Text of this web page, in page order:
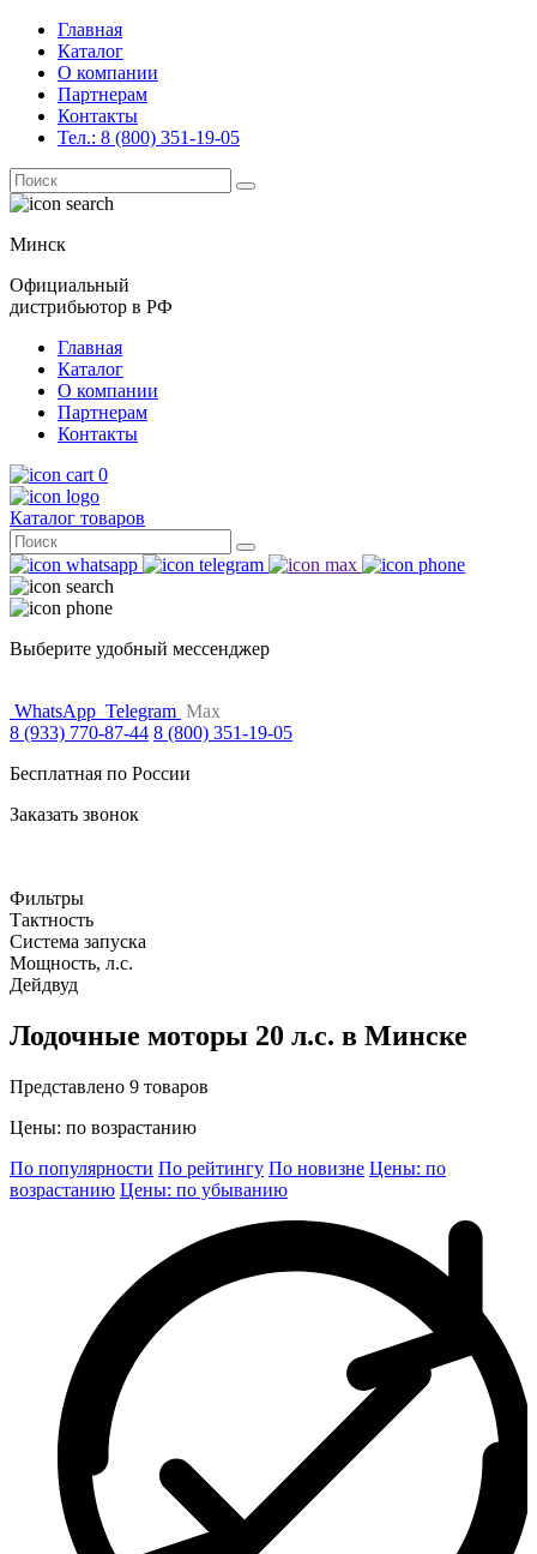
Главная
Каталог
О компании
Партнерам
Контакты
Тел.: 8 (800) 351-19-05
Поиск
for:
Минск
Официальный
дистрибьютор в РФ
Главная
Каталог
О компании
Партнерам
Контакты
0
Каталог товаров
Поиск
for:
Выберите удобный мессенджер
WhatsApp Telegram Max
8 (933) 770-87-44 8 (800) 351-19-05
Бесплатная по России
Заказать звонок
Фильтры
Тактность
Система запуска
Мощность, л.с.
Дейдвуд
Лодочные моторы 20 л.с. в Минске
Представлено 9 товаров
Цены: по возрастанию
По популярности По рейтингу По новизне Цены: по
возрастанию Цены: по убыванию